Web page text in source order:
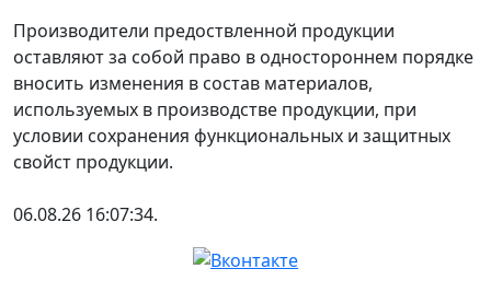
Производители предоствленной продукции
оставляют за собой право в одностороннем порядке
вносить изменения в состав материалов,
используемых в производстве продукции, при
условии сохранения функциональных и защитных
свойст продукции.
06.08.26 16:07:34.